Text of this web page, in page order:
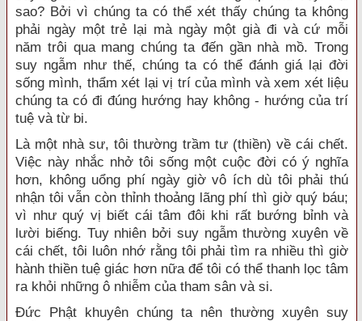
sao? Bởi vì chúng ta có thể xét thấy chúng ta không
phải ngày một trẻ lại mà ngày một già đi và cứ mỗi
năm trôi qua mang chúng ta đến gần nhà mồ. Trong
suy ngẫm như thế, chúng ta có thể đánh giá lại đời
sống mình, thẩm xét lại vị trí của mình và xem xét liệu
chúng ta có đi đúng hướng hay không - hướng của trí
tuệ và từ bi.
Là một nhà sư, tôi thường trầm tư (thiền) về cái chết.
Việc này nhắc nhở tôi sống một cuộc đời có ý nghĩa
hơn, không uổng phí ngày giờ vô ích dù tôi phải thú
nhận tôi vẫn còn thỉnh thoảng lãng phí thì giờ quý báu;
vì như quý vị biết cái tâm đôi khi rất bướng bỉnh và
lười biếng. Tuy nhiên bởi suy ngẫm thường xuyên về
cái chết, tôi luôn nhớ rằng tôi phải tìm ra nhiều thì giờ
hành thiền tuệ giác hơn nữa để tôi có thể thanh lọc tâm
ra khỏi những ô nhiễm của tham sân và si.
Ðức Phật khuyên chúng ta nên thường xuyên suy